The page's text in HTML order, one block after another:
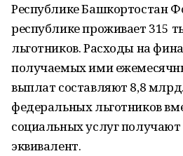
Республике Башкортостан
республике проживает 315
льготников. Расходы на
получаемых ими
выплат составляют 8,8
федеральных льготников
социальных услуг
эквивалент.